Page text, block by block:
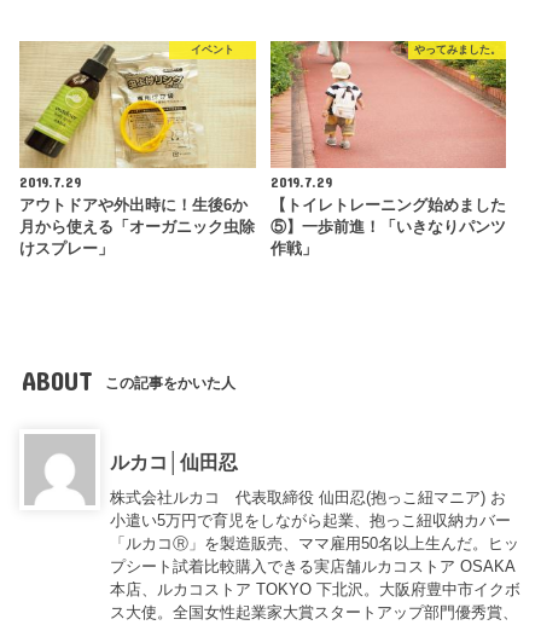
イベント
2019.7.29
アウトドアや外出時に！生後6か
月から使える「オーガニック虫除
けスプレー」
やってみました。
2019.7.29
【トイレトレーニング始めました
⑤】一歩前進！「いきなりパンツ
作戦」
ABOUT この記事をかいた人
ルカコ│仙田忍
株式会社ルカコ 代表取締役 仙田忍(抱っこ紐マニア) お
小遣い5万円で育児をしながら起業、抱っこ紐収納カバー
「ルカコⓇ」を製造販売、ママ雇用50名以上生んだ。ヒッ
プシート試着比較購入できる実店舗ルカコストア OSAKA
本店、ルカコストア TOKYO 下北沢。大阪府豊中市イクボ
ス大使。全国女性起業家大賞スタートアップ部門優秀賞、